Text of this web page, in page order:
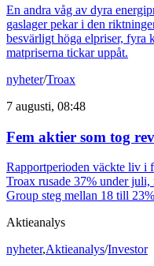
En andra våg av dyra
gaslager pekar i den
besvärligt höga elpriser, fyra
matpriserna tickar uppåt.
nyheter/Troax
7 augusti, 08:48
Fem aktier som tog
Rapportperioden väckte liv i
Troax rusade 37% under
Group steg mellan 18 till
Aktieanalys
nyheter,Aktieanalys/Investor